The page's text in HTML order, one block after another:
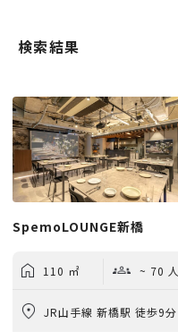
検索結果
SpemoLOUNGE新橋
110 ㎡ ~ 70 人
JR山手線 新橋駅 徒歩9分